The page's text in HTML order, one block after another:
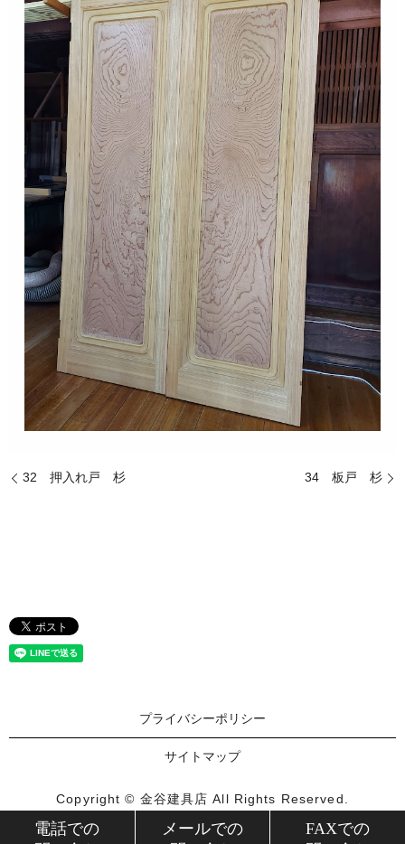
32 押入れ戸 杉 34 板戸 杉
電話での
メールでの
FAXでの
プライバシーポリシー
サイトマップ
Copyright © 金谷建具店 All Rights Reserved.
【掲載の記事・写真・イラストなどの無断複写・転載を禁じ